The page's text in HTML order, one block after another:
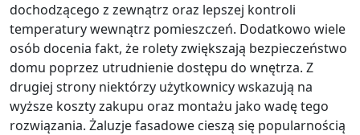
dochodzącego z zewnątrz oraz lepszej kontroli
temperatury wewnątrz pomieszczeń. Dodatkowo wiele
osób docenia fakt, że rolety zwiększają bezpieczeństwo
domu poprzez utrudnienie dostępu do wnętrza. Z
drugiej strony niektórzy użytkownicy wskazują na
wyższe koszty zakupu oraz montażu jako wadę tego
rozwiązania. Żaluzje fasadowe cieszą się popularnością